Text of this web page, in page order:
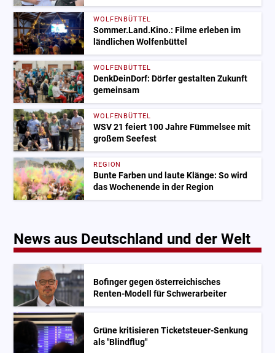
WOLFENBÜTTEL
Sommer.Land.Kino.: Filme erleben im
ländlichen Wolfenbüttel
WOLFENBÜTTEL
DenkDeinDorf: Dörfer gestalten Zukunft
gemeinsam
WOLFENBÜTTEL
WSV 21 feiert 100 Jahre Fümmelsee mit
großem Seefest
REGION
Bunte Farben und laute Klänge: So wird
das Wochenende in der Region
News aus Deutschland und der Welt
Bofinger gegen österreichisches
Renten-Modell für Schwerarbeiter
Grüne kritisieren Ticketsteuer-Senkung
als "Blindflug"